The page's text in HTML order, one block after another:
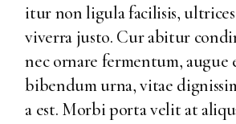
itur non ligula facilisis, ultrices
viverra justo. Cur abitur
nec ornare fermentum, augue
bibendum urna, vitae
a est. Morbi porta velit at